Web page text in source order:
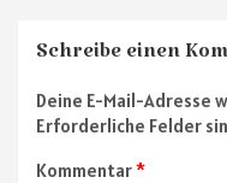
Schreibe einen
Deine E-Mail-Adresse
Erforderliche Felder
Kommentar*